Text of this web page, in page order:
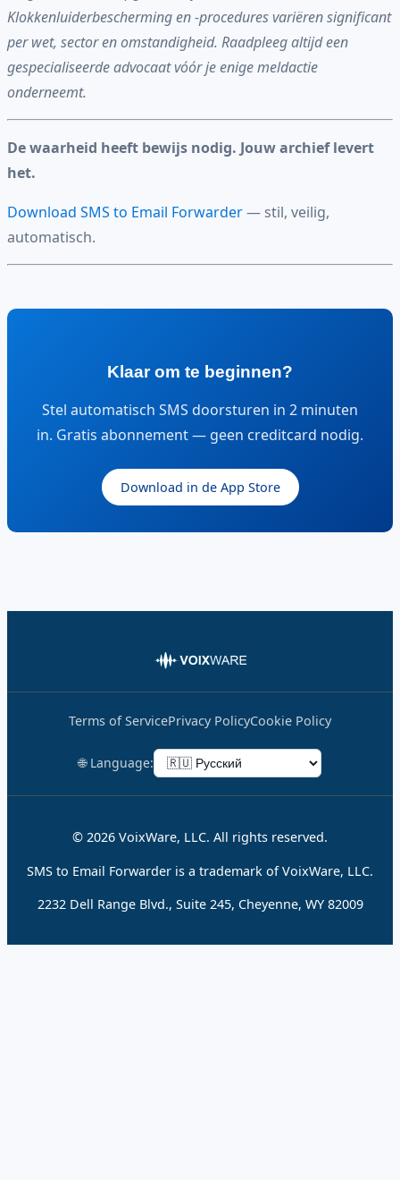
Klokkenluiderbescherming en -procedures variëren significant
per wet, sector en omstandigheid. Raadpleeg altijd een
gespecialiseerde advocaat vóór je enige meldactie
onderneemt.
De waarheid heeft bewijs nodig. Jouw archief levert
het.
Download SMS to Email Forwarder— stil, veilig,
automatisch.
Klaar om te beginnen?
Stel automatisch SMS doorsturen in 2 minuten
in. Gratis abonnement — geen creditcard nodig.
Download in de App Store
Terms of ServicePrivacy PolicyCookie Policy
🌐 Language:
© 2026 VoixWare, LLC. All rights reserved.
SMS to Email Forwarder is a trademark of VoixWare, LLC.
2232 Dell Range Blvd., Suite 245, Cheyenne, WY 82009